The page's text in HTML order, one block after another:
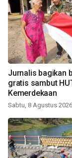
Jurnalis bagikan
gratis sambut
Kemerdekaan
Sabtu, 8 Agustus 2026